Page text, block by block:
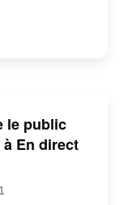
le public
En direct